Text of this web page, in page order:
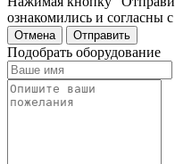
ознакомились и согласны с
Отмена Отправить
Подобрать оборудование